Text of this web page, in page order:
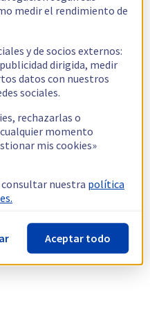
medir el rendimiento de
y de socios externos:
dirigida, medir
datos con nuestros
sociales.
rechazarlas o
momento
mis cookies»
nuestra política
Aceptar todo